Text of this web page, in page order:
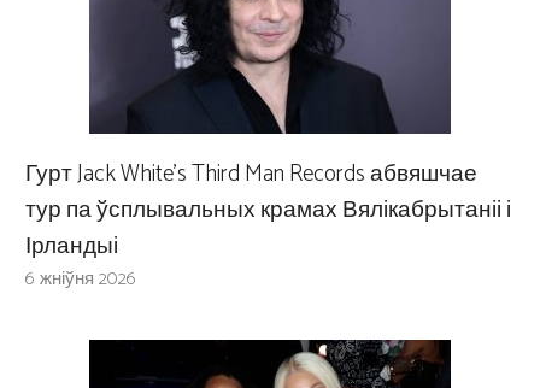
Гурт Jack White’s Third Man Records абвяшчае
тур па ўсплывальных крамах Вялікабрытаніі і
Ірландыі
6 жніўня 2026